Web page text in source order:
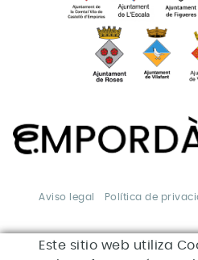
Aviso legal Política de
*Esta acción está
Este sitio web utiliza